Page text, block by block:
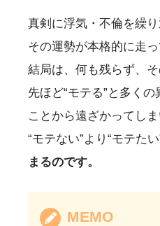
真剣に浮気・不倫を繰り
その運勢が本格的に走
結局は、何も残らず、
先ほど“モテる”と多く
ことから遠ざかってし
“モテない”より“モテた
まるのです。
MEMO